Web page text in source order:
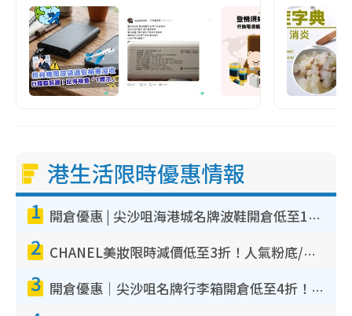
港生活限時優惠情報
1 開倉優惠 | 尖沙咀海港城名牌波鞋開倉低至1折！On鞋$899起／Joy&Peace鞋履$98起
2 CHANEL美妝限時減價低至3折！人氣粉底/唇膏/精華液低至$275！COCO香水都有平
3 開倉優惠｜尖沙咀名牌行李箱開倉低至4折！一連5日 American Tourister/ace./Hallmark $200起！